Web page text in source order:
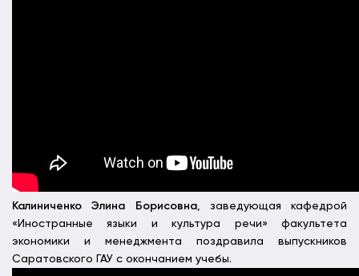
Калиниченко Элина Борисовна, заведующая кафедрой
«Иностранные языки и культура речи» факультета
экономики и менеджмента поздравила выпускников
Саратовского ГАУ с окончанием учебы.